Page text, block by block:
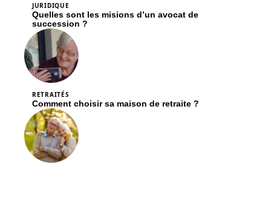
JURIDIQUE
Quelles sont les misions d’un avocat de
succession ?
RETRAITÉS
Comment choisir sa maison de retraite ?